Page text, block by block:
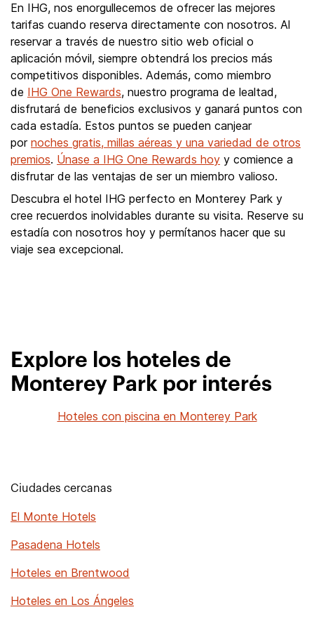
En IHG, nos enorgullecemos de ofrecer las mejores
tarifas cuando reserva directamente con nosotros. Al
reservar a través de nuestro sitio web oficial o
aplicación móvil, siempre obtendrá los precios más
competitivos disponibles. Además, como miembro
de IHG One Rewards, nuestro programa de lealtad,
disfrutará de beneficios exclusivos y ganará puntos con
cada estadía. Estos puntos se pueden canjear
por noches gratis, millas aéreas y una variedad de otros
premios. Únase a IHG One Rewards hoy y comience a
disfrutar de las ventajas de ser un miembro valioso.
Descubra el hotel IHG perfecto en Monterey Park y
cree recuerdos inolvidables durante su visita. Reserve su
estadía con nosotros hoy y permítanos hacer que su
viaje sea excepcional.
Explore los hoteles de
Monterey Park por interés
Hoteles con piscina en Monterey Park
Ciudades cercanas
El Monte Hotels
Pasadena Hotels
Hoteles en Brentwood
Hoteles en Los Ángeles